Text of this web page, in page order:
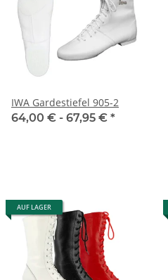
IWA Gardestiefel 905-2
64,00 € - 67,95 € *
AUF LAGER